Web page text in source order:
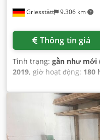
Griesstätt 9.306 km
Thông tin giá
Tình trạng: gần như mới
2019, giờ hoạt động: 180
mm, tổng chiều cao:
Điều hòa không khí,
kW (13,60 mã lực),